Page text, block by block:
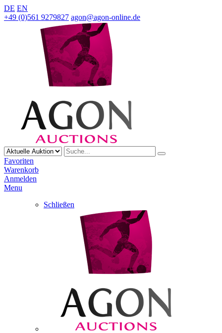
DE EN
+49 (0)561 9279827 agon@agon-online.de
Favoriten
Warenkorb
Anmelden
Menu
Schließen